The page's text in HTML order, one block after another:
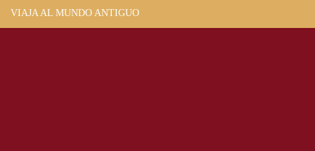
VIAJA AL MUNDO ANTIGUO